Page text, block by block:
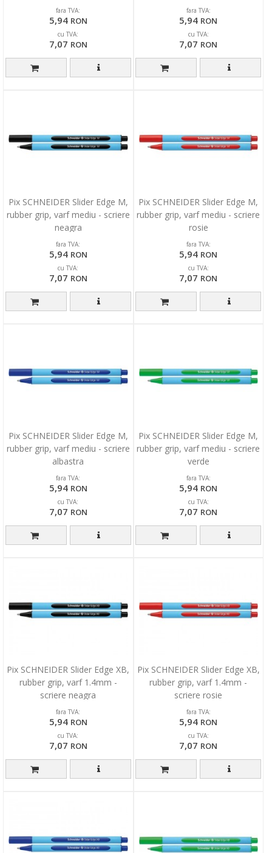
fara TVA:
5,94 RON
cu TVA:
7,07 RON
fara TVA:
5,94 RON
cu TVA:
7,07 RON
Pix SCHNEIDER Slider Edge M,
rubber grip, varf mediu - scriere
neagra
fara TVA:
5,94 RON
cu TVA:
7,07 RON
Pix SCHNEIDER Slider Edge M,
rubber grip, varf mediu - scriere
rosie
fara TVA:
5,94 RON
cu TVA:
7,07 RON
Pix SCHNEIDER Slider Edge M,
rubber grip, varf mediu - scriere
albastra
fara TVA:
5,94 RON
cu TVA:
7,07 RON
Pix SCHNEIDER Slider Edge M,
rubber grip, varf mediu - scriere
verde
fara TVA:
5,94 RON
cu TVA:
7,07 RON
Pix SCHNEIDER Slider Edge XB,
rubber grip, varf 1.4mm -
scriere neagra
fara TVA:
5,94 RON
cu TVA:
7,07 RON
Pix SCHNEIDER Slider Edge XB,
rubber grip, varf 1.4mm -
scriere rosie
fara TVA:
5,94 RON
cu TVA:
7,07 RON